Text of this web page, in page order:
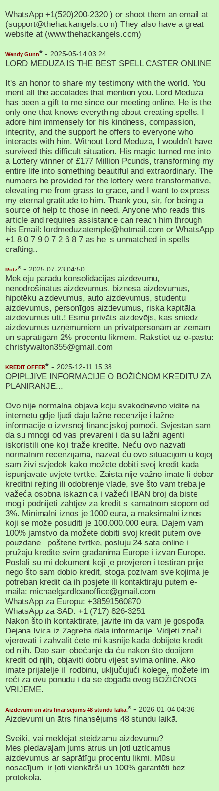
WhatsApp +1(520)200-2320 ) or shoot them an email at
(support@thehackangels.com) They also have a great
website at (www.thehackangels.com)
Wendy Gunn* - 2025-05-14 03:24
LORD MEDUZA IS THE BEST SPELL CASTER ONLINE
It's an honor to share my testimony with the world. You
merit all the accolades that mention you. Lord Meduza
has been a gift to me since our meeting online. He is the
only one that knows everything about creating spells. I
adore him immensely for his kindness, compassion,
integrity, and the support he offers to everyone who
interacts with him. Without Lord Meduza, I wouldn’t have
survived this difficult situation. His magic turned me into
a Lottery winner of £177 Million Pounds, transforming my
entire life into something beautiful and extraordinary. The
numbers he provided for the lottery were transformative,
elevating me from grass to grace, and I want to express
my eternal gratitude to him. Thank you, sir, for being a
source of help to those in need. Anyone who reads this
article and requires assistance can reach him through
his Email: lordmeduzatemple@hotmail.com or WhatsApp
+1 8 0 7 9 0 7 2 6 8 7 as he is unmatched in spells
crafting..
Rutz* - 2025-07-23 04:50
Meklēju parādu konsolidācijas aizdevumu,
nenodrošinātus aizdevumus, biznesa aizdevumus,
hipotēku aizdevumus, auto aizdevumus, studentu
aizdevumus, personīgos aizdevumus, riska kapitāla
aizdevumus utt.! Esmu privāts aizdevējs, kas sniedz
aizdevumus uzņēmumiem un privātpersonām ar zemām
un saprātīgām 2% procentu likmēm. Rakstiet uz e-pastu:
christywalton355@gmail.com
KREDIT OFFER* - 2025-12-11 15:38
OPIPLJIVE INFORMACIJE O BOŽIĆNOM KREDITU ZA
PLANIRANJE...
Ovo nije normalna objava koju svakodnevno vidite na
internetu gdje ljudi daju lažne recenzije i lažne
informacije o izvrsnoj financijskoj pomoći. Svjestan sam
da su mnogi od vas prevareni i da su lažni agenti
iskoristili one koji traže kredite. Neću ovo nazvati
normalnim recenzijama, nazvat ću ovo situacijom u kojoj
sam živi svjedok kako možete dobiti svoj kredit kada
ispunjavate uvjete tvrtke. Zaista nije važno imate li dobar
kreditni rejting ili odobrenje vlade, sve što vam treba je
važeća osobna iskaznica i važeći IBAN broj da biste
mogli podnijeti zahtjev za kredit s kamatnom stopom od
3%. Minimalni iznos je 1000 eura, a maksimalni iznos
koji se može posuditi je 100.000.000 eura. Dajem vam
100% jamstvo da možete dobiti svoj kredit putem ove
pouzdane i poštene tvrtke, posluju 24 sata online i
pružaju kredite svim građanima Europe i izvan Europe.
Poslali su mi dokument koji je provjeren i testiran prije
nego što sam dobio kredit, stoga pozivam sve kojima je
potreban kredit da ih posjete ili kontaktiraju putem e-
maila: michaelgardloanoffice@gmail.com
WhatsApp za Europu: +38591560870
WhatsApp za SAD: +1 (717) 826-3251
Nakon što ih kontaktirate, javite im da vam je gospođa
Dejana Ivica iz Zagreba dala informacije. Vidjeti znači
vjerovati i zahvalit ćete mi kasnije kada dobijete kredit
od njih. Dao sam obećanje da ću nakon što dobijem
kredit od njih, objaviti dobru vijest svima online. Ako
imate prijatelje ili rodbinu, uključujući kolege, možete im
reći za ovu ponudu i da se događa ovog BOŽIĆNOG
VRIJEME.
Aizdevumi un ātrs finansējums 48 stundu laikā.* - 2026-01-04 04:36
Aizdevumi un ātrs finansējums 48 stundu laikā.
Sveiki, vai meklējat steidzamu aizdevumu?
Mēs piedāvājam jums ātrus un ļoti uzticamus
aizdevumus ar saprātīgu procentu likmi. Mūsu
nosacījumi ir ļoti vienkārši un 100% garantēti bez
protokola.